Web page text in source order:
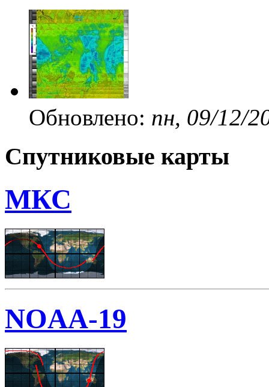
Обновлено: пн, 09/12/
Спутниковые карты
МКС
NOAA-19